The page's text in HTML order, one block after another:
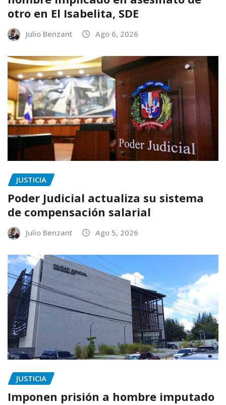
otro en El Isabelita, SDE
Julio Benzant Ago 6, 2026
JUSTICIA
Poder Judicial actualiza su sistema
de compensación salarial
Julio Benzant Ago 5, 2026
JUSTICIA
Imponen prisión a hombre imputado